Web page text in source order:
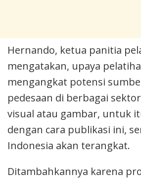
Hernando, ketua panitia
mengatakan, upaya
mengangkat potensi
pedesaan di berbagai
visual atau gambar, untuk
dengan cara publikasi ini,
Indonesia akan terangkat.
Ditambahkannya karena